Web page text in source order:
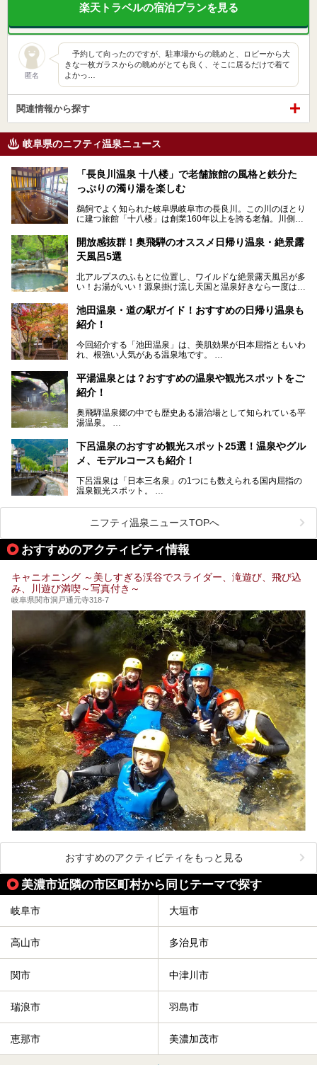
楽天トラベルの宿泊プランを見る
匿名
予約して向ったのですが、駐車場からの眺めと、ロビーから大
きな一枚ガラスからの眺めがとても良く、そこに居るだけで着て
よかっ…
関連情報から探す
岐阜県のニフティ温泉ニュース
「長良川温泉 十八楼」で老舗旅館の風格と鉄分た
っぷりの濁り湯を楽しむ
鵜飼でよく知られた岐阜県岐阜市の長良川。この川のほとり
に建つ旅館「十八楼」は創業160年以上を誇る老舗。川側の
濁り湯で、地産地消にこだわった食事も定評があります。
そして大浴場は日帰り入浴もできるんですよ。泊まりでも日
岐阜の手仕事に触れる旅とともに楽しんでみてはいかがでし
ょう！
───
提供元：岐阜県【PR】
この記事は岐阜県のPR記事です。
開放感抜群！奥飛騨のオススメ日帰り温泉・絶景露
天風呂5選
北アルプスのふもとに位置し、ワイルドな絶景露天風呂が多
い！お湯がいい！源泉掛け流し天国と温泉好きなら一度は行
「平湯温泉」「福地温泉」「新平湯温泉」「栃尾温泉」「新
穂高温泉」と5つの温泉地を総称して奥飛騨温泉郷と呼びま
風呂を5ヶ所ご紹介したいと思います。いずれも素晴らしい
温泉ですよ！
池田温泉・道の駅ガイド！おすすめの日帰り温泉も
紹介！
今回紹介する「池田温泉」は、美肌効果が日本屈指ともいわ
れ、根強い人気がある温泉地です。
温泉旅として利用することができます。
池田温泉には道の駅があるなど、温泉、観光、買い物と、さ
そんな池田温泉の魅力を詳しく紹介していきます！
平湯温泉とは？おすすめの温泉や観光スポットをご
紹介！
奥飛騨温泉郷の中でも歴史ある湯治場として知られている平
湯温泉。
らの利用客も増え、ますます賑わいを見せています。そこで
今回は、平湯温泉の観光スポットとおすすめの温泉施設を紹
介します。気になる温泉をぜひチェックしてみてください。
下呂温泉のおすすめ観光スポット25選！温泉やグル
メ、モデルコースも紹介！
下呂温泉は「日本三名泉」の1つにも数えられる国内屈指の
温泉観光スポット。
のグルメを楽しんだり、周辺にある名所にも足を伸ばしたり
したいもの。
本記事では、下呂温泉エリアにあるおすすめの観光スポット
をご紹介するとともに散策する際のモデルコースもご提案。
下呂温泉観光をたっぷりとガイドします！
ニフティ温泉ニュースTOPへ
おすすめのアクティビティ情報
キャニオニング ～美しすぎる渓谷でスライダー、滝遊び、飛び込
み、川遊び満喫～写真付き～
岐阜県関市洞戸通元寺318-7
おすすめのアクティビティをもっと見る
美濃市近隣の市区町村から同じテーマで探す
岐阜市 大垣市
高山市 多治見市
関市 中津川市
瑞浪市 羽島市
恵那市 美濃加茂市